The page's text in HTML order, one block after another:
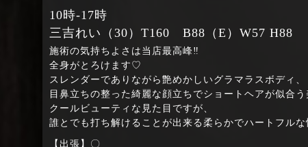
10時‐17時
三吉れい（30）T160 B88（E）W57 H88
施術の気持ちよさは当店最高峰‼
全身がとろけます♡
スレンダーでありながら艶めかしいグラマラスボディ、
目鼻立ちの整った綺麗な顔立ちでショートヘアが似合う
クールビューティな見た目ですが、
誰とでも打ち解けることが出来る柔らかでハートフルな
【出張】〇